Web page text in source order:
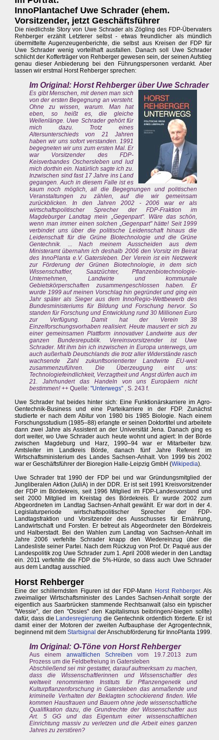
InnoPlantachef Uwe Schrader (ehem.
Vorsitzender, jetzt Geschäftsführer
Die niedlichste Story von Uwe Schrader als Zögling des FDP-Übervaters
Rehberger erzählt Letzterer selbst - etwas freundlicher als mündlich
übermittelte Augenzeugenberichte, die selbst aus Kreisen der FDP für
Uwe Schrader wenig vorteilhaft ausfallen. Danach soll Uwe Schrader
schlicht der Kofferträger von Rehberger gewesen sein, der seinen Aufstieg
genau dieser Anbiederung bei den Führungspersonen verdankt. Aber
lassen wir erstmal Horst Rehberger sprechen:
Im Original: Horst Rehberger über Uwe Schrader
Es gibt Menschen, mit denen man sich
von der ersten Begegnung an versteht.
Ohne zu wissen, warum. Man hat
eben, so heißt es, die gleiche
Wellenlänge. Uwe Schrader gehört für
mich dazu. Trotz eines
Altersunterschieds von 21 Jahren
haben wir uns sofort verstanden. 1991
begegneten wir uns zum ersten Mal. Er
war Vorsitzender des FDP-
Keisverbandes Oschersleben und lud
mich dorthin ein. Natürlich sagte ich zu.
Inzwischen sind fast 17 Jahre ins Land
gegangen. Auch in diesem Falle ist es
kaum noch möglich, all die Begegnungen und politischen
Veranstaltungen zu zählen, auf die wir gemeinsam
zurückblicken. In den Jahren 2002 - 2006 war er als
wirtschaftspolitischer Sprecher der FDP-Fraktion im
Magdeburger Landtag mein „Gegenpart". Wäre das schön,
wenn man immer einen solchen „Gegenpart" hätte! Seit 1999
verbindet uns über die politische Leidenschaft hinaus die
Leidenschaft für die Grüne Biotechnologie und die Grüne
Gentechnik. ... Nach meinem Ausscheiden aus dem
Ministeramt übernahm ich deshalb 2006 den Vorsitz im Beirat
des InnoPlanta e.V. Gatersleben. Der Verein ist ein Netzwerk
zur Förderung der Grünen Biotechnologie, in dem sich
Wissenschaftler, Saatzüchter, Pflanzenbiotechnologie-
Unternehmen, Landwirte und kommunale
Gebietskörperschaften zusammengeschlossen haben. Er
wurde 1999 auf meinen Vorschlag hin gegründet und ging ein
Jahr später als Sieger aus dem InnoRegio-Wettbewerb des
Bundesministeriums für Bildung und Forschung hervor. So
standen für Forschung und Entwicklung rund 30 Millionen Euro
zur Verfügung. Damit hat der Verein 38
Einzelforschungsvorhaben realisiert. Heute mausert er sich zu
einer gemeinsamen Plattform innovativer Landwirte aus der
ganzen Bundesrepublik. Vereinsvorsitzender ist Uwe
Schrader. Mit ihm bin ich inzwischen in Europa unterwegs, um
auch außerhalb Deutschlands die trotz aller Widerstände rasch
wachsende Zahl zukunftsorientierter Landwirte EU-weit
zusammenzuführen. Die Überzeugung eint uns:
Technologiefeindlichkeit, Verzagtheit und Angst dürfen auch im
21. Jahrhundert das Handeln von uns Europäern nicht
bestimmen!++ Quelle: "Unterwegs" , S. 243 f.
Uwe Schrader hat beides hinter sich: Eine Funktionärskarriere im Agro-
Gentechnik-Business und eine Parteikarriere in der FDP. Zunächst
studierte er nach dem Abitur von 1980 bis 1985 Biologie. Nach einem
Forschungsstudium (1985–88) erlangte er seinen Doktortitel und arbeitete
dann zwei Jahre als Assistent an der Universität Jena. Danach ging es
dort weiter, wo Uwe Schrader auch heute wohnt und agiert: In der Börde
zwischen Magdeburg und Harz, 1990–94 war er Mitarbeiter bzw.
Amtsleiter im Landkreis Börde, danach fünf Jahre Referent im
Wirtschaftsministerium des Landes Sachsen-Anhalt. Von 1999 bis 2002
war er Geschäftsführer der Bioregion Halle-Leipzig GmbH (Wikipedia).
Uwe Schrader trat 1990 der FDP bei und war Gründungsmitglied der
Jungliberalen Aktion (JuliA) in der DDR. Er ist seit 1991 Kreisvorsitzender
der FDP im Bördekreis, seit 1996 Mitglied im FDP-Landesvorstand und
seit 2000 Mitglied im Kreistag des Bördekreis. Er wurde 2002 zum
Abgeordneten im Landtag Sachsen-Anhalt gewählt. Er war dort in der 4.
Legislaturperiode wirtschaftspolitischer Sprecher der FDP-
Landtagsfraktion und Vorsitzender des Ausschusses für Ernährung,
Landwirtschaft und Forsten. Er betreut als Abgeordneter den Bördekreis
und Halberstadt. Bei den Wahlen zum Landtag von Sachsen-Anhalt im
Jahre 2006 verfehlte Schrader knapp den Wiedereinzug über die
Landesliste seiner Partei. Nach dem Rückzug von Prof. Dr. Paqué aus der
Landespolitik zog Uwe Schrader zum 1. April 2008 wieder in den Landtag
ein. 2011 verfehlte die FDP die 5%-Hürde, so dass auch Uwe Schrader
aus dem Landtag ausschied.
Horst Rehberger
Eine der schillerndsten Figuren ist der FDP-Mann Horst Rehberger. Als
zweimaliger Wirtschaftsminister des Landes Sachsen-Anhalt sorgte der
eigentlich aus Saarbrücken stammende Rechtsanwalt (also ein typischer
"Wessie", der den "Ossies" den Kapitalismus beibringen/-biegen sollte)
dafür, dass die Landesregierung die Gentechnik ordentlich förderte. Er ist
damit einer der Motoren der zweiten Aufbauphase der Agrogentechnik,
beginnend mit dem Startsignal der Anschubförderung für InnoPlanta 1999.
Im Original: O-Töne von Horst Rehberger
Aus einem anwaltlichen Schreiben vom 19.7.2013 zum
Prozess um die Feldbefreiung in Gatersleben
Abschließend sei mir gestattet, darauf aufmerksam zu machen,
dass die Wissenschaftlerinnen und Wissenschaftler des
weltweit renommierten Instituts für Pflanzengenetik und
Kulturpflanzenforschung in Gatersleben das anmaßende und
kriminelle Verhalten der Beklagten schockierend finden. Wie
kommen Hausfrauen und Bauern ohne jede wissenschaftliche
Qualifikation dazu, die Grundrechte der Wissenschaftler aus
Art. 5 GG und das Eigentum einer wissenschaftlichen
Einrichtung massiv zu verletzen und die Arbeit eines ganzen
Jahres zu zerstören?